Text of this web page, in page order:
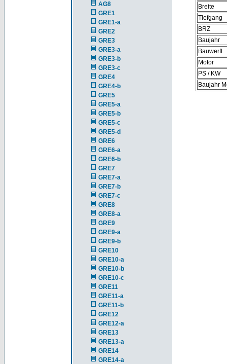
AG8
GRE1
GRE1-a
GRE2
GRE3
GRE3-a
GRE3-b
GRE3-c
GRE4
GRE4-b
GRE5
GRE5-a
GRE5-b
GRE5-c
GRE5-d
GRE6
GRE6-a
GRE6-b
GRE7
GRE7-a
GRE7-b
GRE7-c
GRE8
GRE8-a
GRE9
GRE9-a
GRE9-b
GRE10
GRE10-a
GRE10-b
GRE10-c
GRE11
GRE11-a
GRE11-b
GRE12
GRE12-a
GRE13
GRE13-a
GRE14
GRE14-a
Breite
Tiefgang
BRZ
Baujahr
Bauwerft
Motor
PS / KW
Baujahr